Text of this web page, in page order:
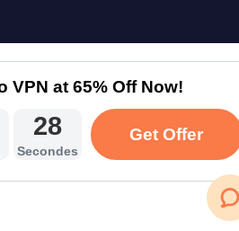
VPN at 65% Off Now!
28
Secondes
Get Offer